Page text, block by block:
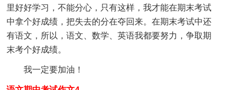
里好好学习，不能分心，只有这样，我才能在期末考试
中拿个好成绩，把失去的分在夺回来。在期末考试中还
有语文，所以，语文、数学、英语我都要努力，争取期
末考个好成绩。
我一定要加油！